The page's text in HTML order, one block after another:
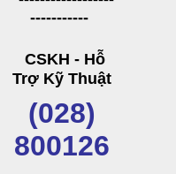
-----------
CSKH - Hỗ
Trợ Kỹ Thuật
(028)
800126